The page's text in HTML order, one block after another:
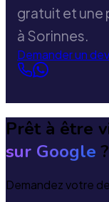
gratuit et une
à Sorinnes.
Demander un
Prêt à être
sur Google ?
Demandez votre